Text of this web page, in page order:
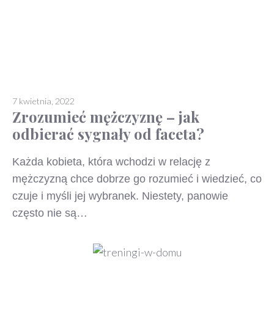
Zrozumieć mężczyznę – jak
odbierać sygnały od faceta?
7 kwietnia, 2022
Każda kobieta, która wchodzi w relację z
mężczyzną chce dobrze go rozumieć i wiedzieć, co
czuje i myśli jej wybranek. Niestety, panowie
często nie są…